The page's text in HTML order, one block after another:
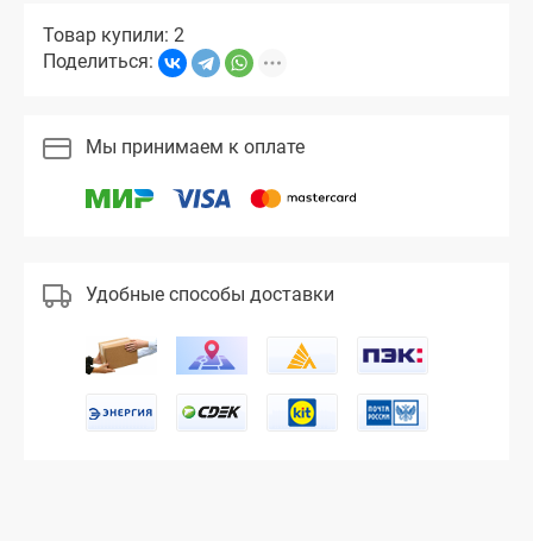
Товар купили: 2
Поделиться:
Мы принимаем к оплате
Удобные способы доставки